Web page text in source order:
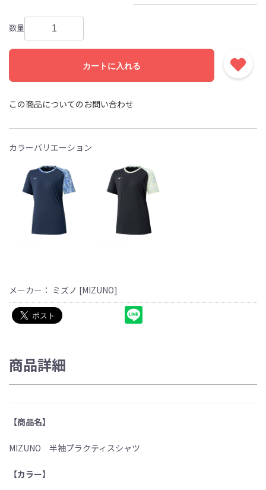
数量
カートに入れる
この商品についてのお問い合わせ
カラーバリエーション
メーカー： ミズノ [MIZUNO]
商品詳細
【商品名】
MIZUNO 半袖プラクティスシャツ
【カラー】